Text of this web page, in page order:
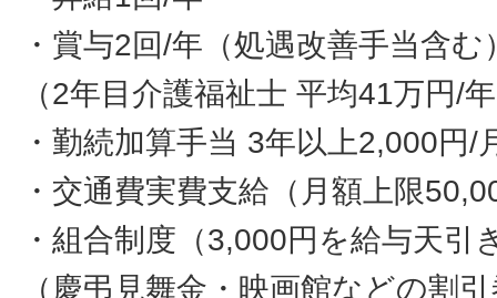
・賞与2回/年（処遇改善手当含む
（2年目介護福祉士 平均41万円/
・勤続加算手当 3年以上2,000円/
・交通費実費支給（月額上限
・組合制度（3,000円を給与天引
（慶弔見舞金・映画館などの割